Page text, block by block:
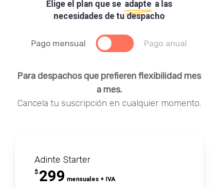
Elige el plan que se adapte a las
necesidades de tu despacho
Pago mensual Pago anual
Para despachos que prefieren flexibilidad mes
a mes.
Cancela tu suscripción en cualquier momento.
Adinte Starter
$299 mensuales + IVA